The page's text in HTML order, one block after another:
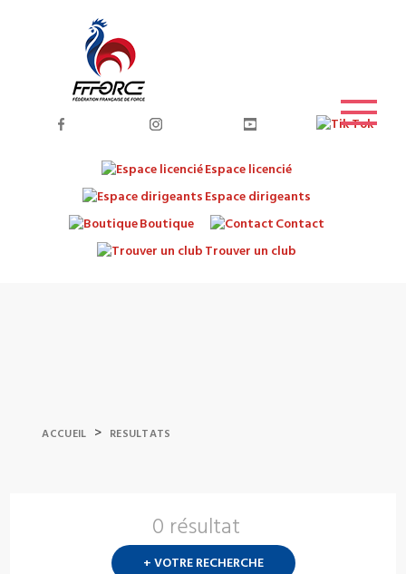
Espace licencié
Espace dirigeants
Boutique
Contact
Trouver un club
ACCUEIL > RESULTATS
0 résultat
+ VOTRE RECHERCHE